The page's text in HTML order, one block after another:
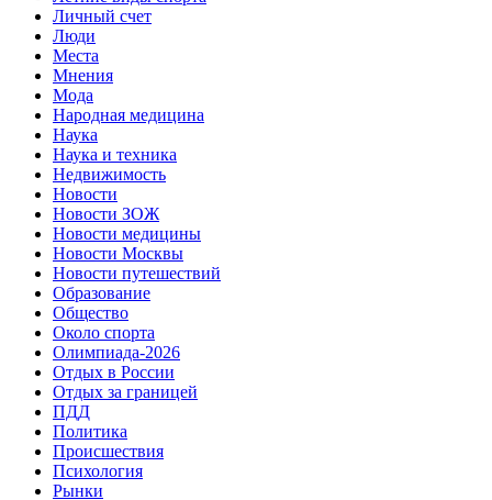
Личный счет
Люди
Места
Мнения
Мода
Народная медицина
Наука
Наука и техника
Недвижимость
Новости
Новости ЗОЖ
Новости медицины
Новости Москвы
Новости путешествий
Образование
Общество
Около спорта
Олимпиада-2026
Отдых в России
Отдых за границей
ПДД
Политика
Происшествия
Психология
Рынки